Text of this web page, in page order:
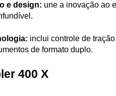
e design: une a inovação ao
inclui controle de
de formato duplo.
400 X